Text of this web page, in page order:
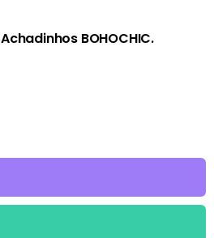
Achadinhos BOHOCHIC.